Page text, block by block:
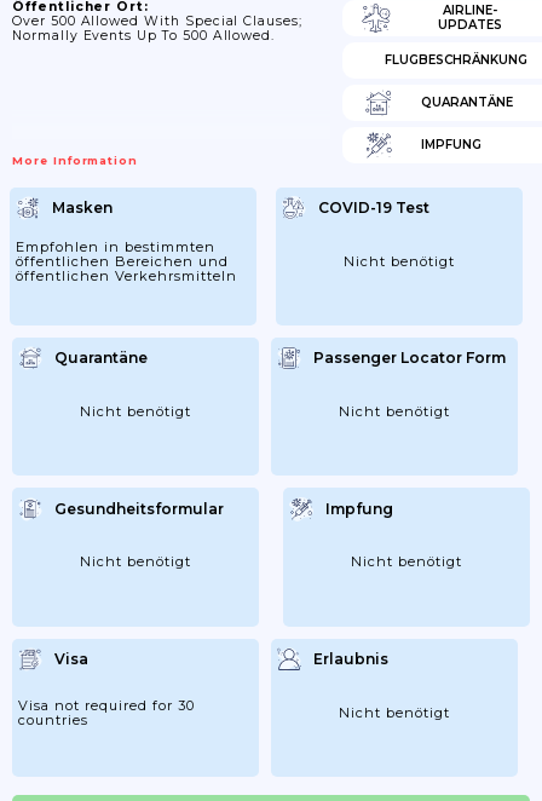
Öffentlicher Ort:
Over 500 Allowed With Special Clauses;
Normally Events Up To 500 Allowed.
More Information
AIRLINE-
UPDATES
FLUGBESCHRÄNKUNG
QUARANTÄNE
IMPFUNG
Masken
Empfohlen in bestimmten
öffentlichen Bereichen und
öffentlichen Verkehrsmitteln
COVID-19 Test
Nicht benötigt
Quarantäne
Nicht benötigt
Passenger Locator Form
Nicht benötigt
Gesundheitsformular
Nicht benötigt
Impfung
Nicht benötigt
Visa
Visa not required for 30
countries
Erlaubnis
Nicht benötigt